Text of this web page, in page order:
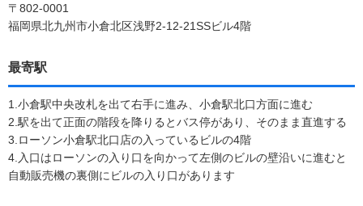
〒802-0001
福岡県北九州市小倉北区浅野2-12-21SSビル4階
最寄駅
1.小倉駅中央改札を出て右手に進み、小倉駅北口方面に進む
2.駅を出て正面の階段を降りるとバス停があり、そのまま直進する
3.ローソン小倉駅北口店の入っているビルの4階
4.入口はローソンの入り口を向かって左側のビルの壁沿いに進むと
自動販売機の裏側にビルの入り口があります